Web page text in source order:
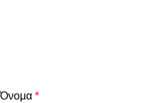
Όνομα *